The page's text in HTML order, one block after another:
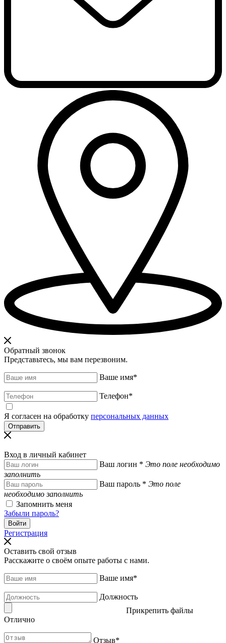
Обратный звонок
Представьтесь, мы вам перезвоним.
Ваше имя*
Телефон*
Я согласен на обработку персональных данных
Вход в личный кабинет
Ваш логин * Это поле необходимо
заполнить
Ваш пароль * Это поле
необходимо заполнить
Запомнить меня
Забыли пароль?
Регистрация
Оставить свой отзыв
Расскажите о своём опыте работы с нами.
Ваше имя*
Должность
Прикрепить файлы
Отлично
Отзыв*